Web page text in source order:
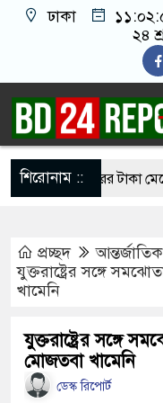
ঢাকা
২৪
শিরোনাম ::
কবরের টাকা মেরে
মোড়, নেপথ্যে কূটনৈতিক
থাকলেও শহিদ জিয়ার
আমির
প্রচ্ছদ
আন্তর্জাতিক
যুক্তরাষ্ট্রের সঙ্গে
খামেনি
যুক্তরাষ্ট্রের সঙ্গে
মোজতবা খামেনি
ডেস্ক রিপোর্ট